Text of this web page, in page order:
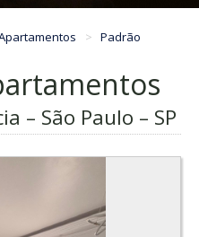
Padrão
– São Paulo – SP